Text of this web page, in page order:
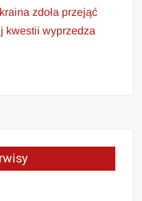
zdoła przejąć
kwestii wyprzedza